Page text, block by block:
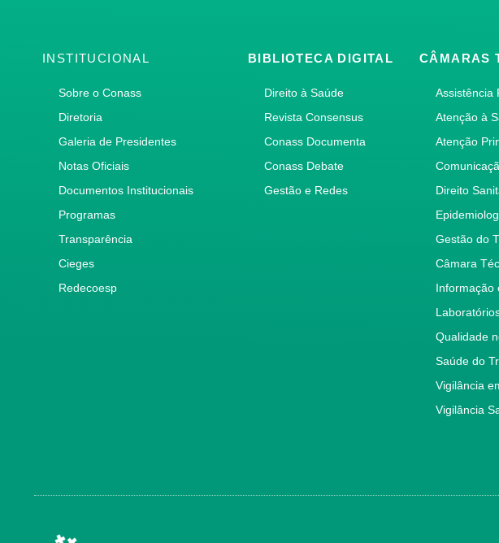
INSTITUCIONAL
Sobre o Conass
Diretoria
Galeria de Presidentes
Notas Oficiais
Documentos Institucionais
Programas
Transparência
Cieges
Redecoesp
BIBLIOTECA DIGITAL
Direito à Saúde
Revista Consensus
Conass Documenta
Conass Debate
Gestão e Redes
CÂMARAS
Assistência
Atenção à
Atenção
Direito
Gestão do
Câmara
Informação
Qualidade
Saúde do
Vigilância
Vigilância